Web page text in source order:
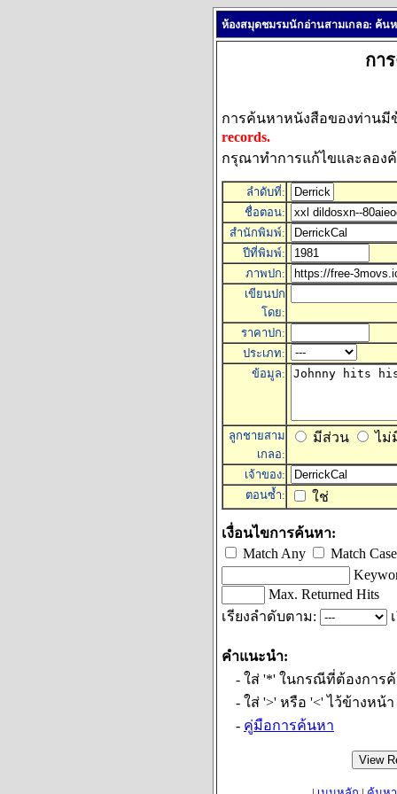
ห้องสมุดชมรมนักอ่านสามเกลอ: ค้นห
กา
การค้นหาหนังสือของท่าน
records.
กรุณาทำการแก้ไขและลอง
ลำดับที่:
ชื่อตอน:
สำนักพิมพ์:
ปีที่พิมพ์:
ภาพปก:
เขียนปก
โดย:
ราคาปก:
ประเภท:
ข้อมูล:
ลูกชายสาม
เกลอ:
มีส่วน ไ
เจ้าของ:
ตอนซ้ำ:
ใช่
เงื่อนไขการค้นหา:
Match Any
Match
Max. Returned Hits
เรียงลำดับตาม:
คำแนะนำ:
- ใส่ '*' ในกรณีที่ต้องการ
- ใส่ '>' หรือ '<' ไว้ข้างหน้
- คู่มือการค้นหา